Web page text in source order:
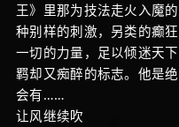
王》里那为技法走火入魔
种别样的刺激，另类的癫
一切的力量，足以倾迷天
羁却又痴醉的标志。他是
会有……
让风继续吹